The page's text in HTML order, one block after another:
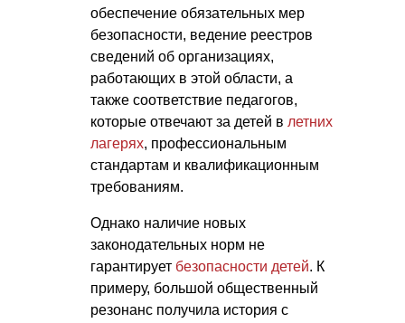
обеспечение обязательных мер
безопасности, ведение реестров
сведений об организациях,
работающих в этой области, а
также соответствие педагогов,
которые отвечают за детей в летних
лагерях, профессиональным
стандартам и квалификационным
требованиям.
Однако наличие новых
законодательных норм не
гарантирует безопасности детей. К
примеру, большой общественный
резонанс получила история с